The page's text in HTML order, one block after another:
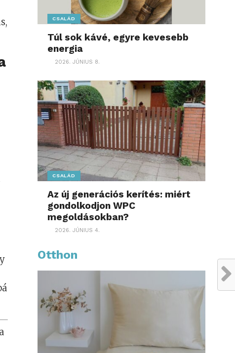
CSALÁD
Túl sok kávé, egyre kevesebb
energia
2026. JÚNIUS 8.
CSALÁD
Az új generációs kerítés: miért
gondolkodjon WPC
megoldásokban?
2026. JÚNIUS 4.
Otthon